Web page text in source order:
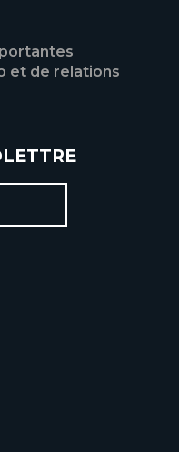
et de relations